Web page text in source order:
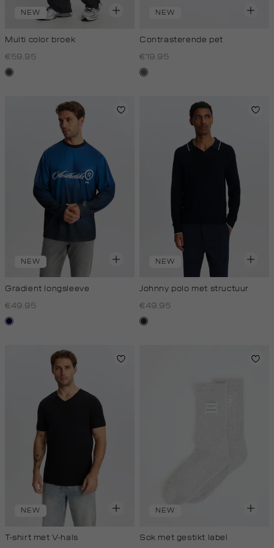
NEW
Multi color broek
€59.95
donkergrijs
NEW
Contrasterende pet
€19.95
middenbruin
NEW
Gradient longsleeve
€49.95
blauw
NEW
Johnny polo met structuur
€49.95
blauw,
NEW
T-shirt met V-hals
NEW
Sok met gestikt label